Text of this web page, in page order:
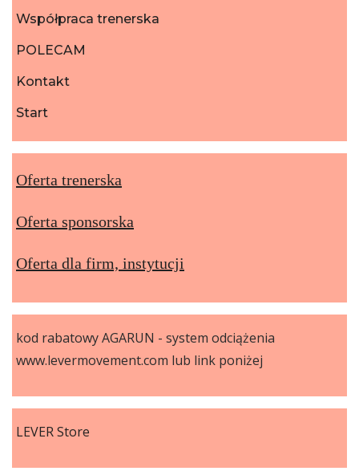
Współpraca trenerska
POLECAM
Kontakt
Start
Oferta trenerska
Oferta sponsorska
Oferta dla firm, instytucji
kod rabatowy AGARUN - system odciążenia
www.levermovement.com lub link poniżej
LEVER Store